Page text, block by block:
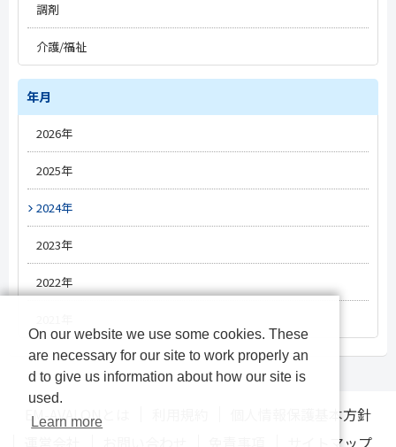
#開業準備
#改定情報
#新薬情報
#オンライン資格確認
#オンライン診療
#医療DX
#経営
#レセプト
調剤
#トレンド
#薬局経営
#新薬情報
#改定情報
#電子処方箋
#オンライン服薬指導
#薬局DX
#人材/キャリア
#物流
#OTC
介護/福祉
#施設経営
#人材情報
#改定情報
年月
2026年
3月
2025年
12月
10月
9月
7月
6月
5月
2024年
12月
11月
9月
8月
7月
2023年
12月
10月
9月
8月
2022年
11月
10月
9月
11月
10月
EM-AVALONとは
個人情報保護基本方針
On our website we use some cookies. These
are necessary for our site to work properly an
d to give us information about how our site is
used.
Learn more